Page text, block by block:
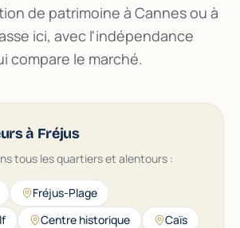
de patrimoine à Cannes ou à
ici, avec l'indépendance
compare le marché.
à Fréjus
tous les quartiers et alentours :
Fréjus-Plage
Centre historique
Caïs